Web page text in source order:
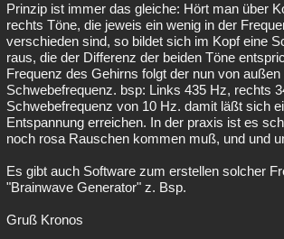
Prinzip ist immer das gleiche: Hört man über
rechts Töne, die jeweis ein wenig in der
verschieden sind, so bildet sich im Kopf eine
raus, die der Differenz der beiden Töne
Frequenz des Gehirns folgt der nun von außen
Schwebefrequenz. bsp: Links 435 Hz, rechts
Schwebefrequenz von 10 Hz. damit läßt sich
Entspannung erreichen. In der praxis ist es
noch rosa Rauschen kommen muß, und und
Es gibt auch Software zum erstellen solcher
"Brainwave Generator" z. Bsp.
Gruß Kronos